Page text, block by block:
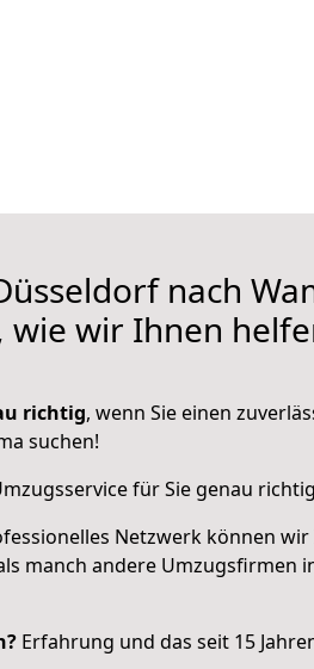
nach
wie wir Ihnen
richtig, wenn Sie einen
suchen!
für Sie genau
Netzwerk können wir
manch andere Umzugsfirmen
Erfahrung und das seit 15